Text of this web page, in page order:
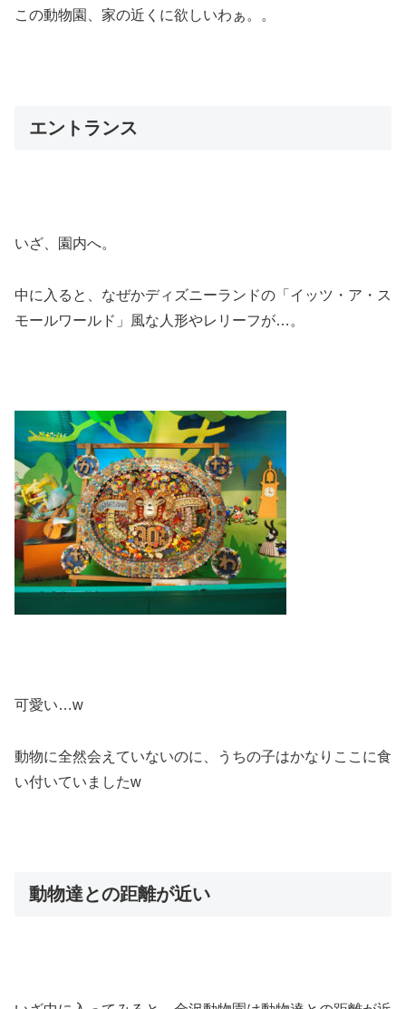
この動物園、家の近くに欲しいわぁ。。
エントランス
いざ、園内へ。
中に入ると、なぜかディズニーランドの「イッツ・ア・ス
モールワールド」風な人形やレリーフが…。
可愛い…w
動物に全然会えていないのに、うちの子はかなりここに食
い付いていましたw
動物達との距離が近い